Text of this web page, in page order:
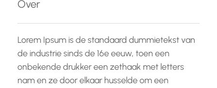
n
Over
Lorem Ipsum is de standaard dummietekst van
de industrie sinds de 16e eeuw, toen een
onbekende drukker een zethaak met letters
nam en ze door elkaar husselde om een